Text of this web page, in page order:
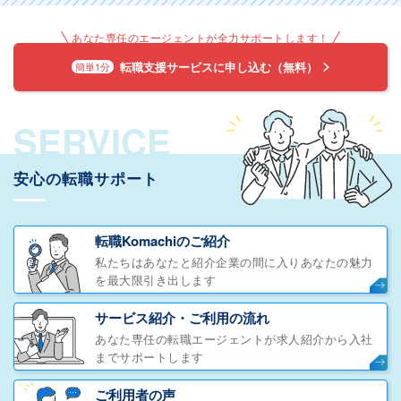
あなた専任のエージェントが全力サポートします！
簡単1分 転職支援サービスに申し込む（無料）
SERVICE
安心の転職サポート
転職Komachiのご紹介
私たちはあなたと紹介企業の間に入りあなたの魅力
を最大限引き出します
サービス紹介・ご利用の流れ
あなた専任の転職エージェントが求人紹介から入社
までサポートします
ご利用者の声